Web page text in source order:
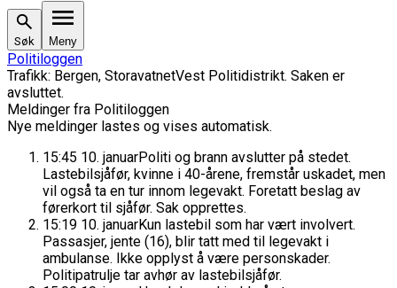
Søk Meny
Politiloggen
Trafikk: Bergen, StoravatnetVest Politidistrikt. Saken er
avsluttet.
Meldinger fra Politiloggen
Nye meldinger lastes og vises automatisk.
15:45 10. januarPoliti og brann avslutter på stedet.
Lastebilsjåfør, kvinne i 40-årene, fremstår uskadet, men
vil også ta en tur innom legevakt. Foretatt beslag av
førerkort til sjåfør. Sak opprettes.
15:19 10. januarKun lastebil som har vært involvert.
Passasjer, jente (16), blir tatt med til legevakt i
ambulanse. Ikke opplyst å være personskader.
Politipatrulje tar avhør av lastebilsjåfør.